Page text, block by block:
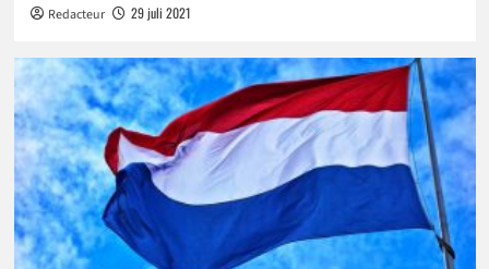
Redacteur 29 juli 2021